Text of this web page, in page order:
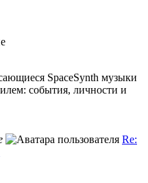
SpaceSynth музыки
события, личности и
Re: